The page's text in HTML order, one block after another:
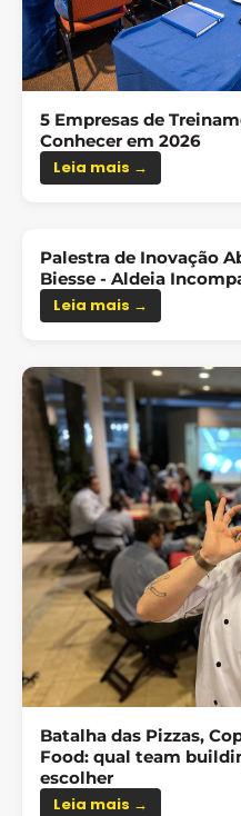
5 Empresas de
Conhecer em 2026
Leia mais →
Palestra de Inovação
Biesse - Aldeia
Leia mais →
Batalha das Pizzas,
Food: qual team
escolher
Leia mais →